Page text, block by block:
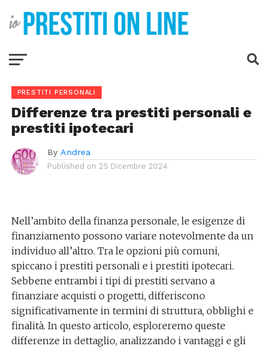
PRESTITI PERSONALI
Differenze tra prestiti personali e
prestiti ipotecari
By Andrea
Published on 25 Dicembre 2024
Nell’ambito della finanza personale, le esigenze di
finanziamento possono variare notevolmente da un
individuo all’altro. Tra le opzioni più comuni,
spiccano i prestiti personali e i prestiti ipotecari.
Sebbene entrambi i tipi di prestiti servano a
finanziare acquisti o progetti, differiscono
significativamente in termini di struttura, obblighi e
finalità. In questo articolo, esploreremo queste
differenze in dettaglio, analizzando i vantaggi e gli